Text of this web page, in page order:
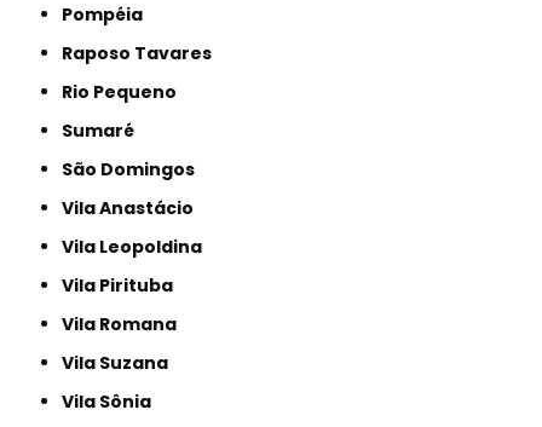
Pompéia
Raposo Tavares
Rio Pequeno
Sumaré
São Domingos
Vila Anastácio
Vila Leopoldina
Vila Pirituba
Vila Romana
Vila Suzana
Vila Sônia